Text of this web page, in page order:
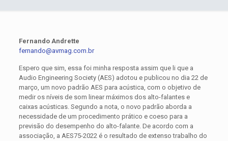
Fernando Andrette
fernando@avmag.com.br
Espero que sim, essa foi minha resposta assim que li que a
Audio Engineering Society (AES) adotou e publicou no dia 22 de
março, um novo padrão AES para acústica, com o objetivo de
medir os níveis de som linear máximos dos alto-falantes e
caixas acústicas. Segundo a nota, o novo padrão aborda a
necessidade de um procedimento prático e coeso para a
previsão do desempenho do alto-falante. De acordo com a
associação, a AES75-2022 é o resultado de extenso trabalho do